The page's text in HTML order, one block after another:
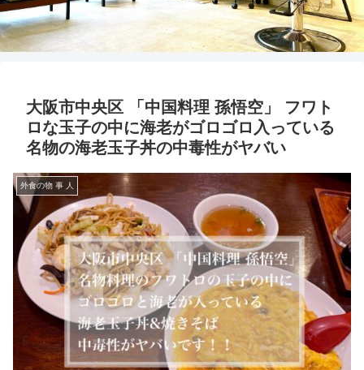
大阪市中央区 「中国料理 孫悟空」 フワト
ロな玉子の中に海老がゴロゴロ入っている
名物の海老玉子丼の中毒性がヤバい
外食の物 事 人